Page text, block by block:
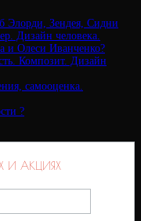
Элорди, Зендея, Сидни
Дизайн человека.
и Олеси Иванченко?
Композит. Дизайн
самооценка.
?
И АКЦИЯХ